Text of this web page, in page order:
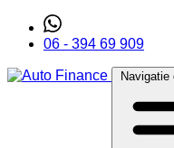
06 - 394 69 909
Navigatie